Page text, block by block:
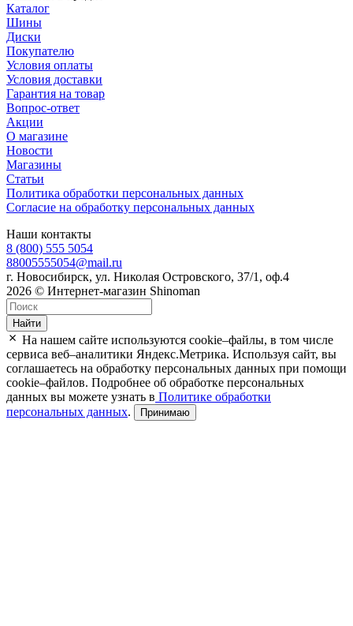
Каталог
Шины
Диски
Покупателю
Условия оплаты
Условия доставки
Гарантия на товар
Вопрос-ответ
Акции
О магазине
Новости
Магазины
Статьи
Политика обработки персональных данных
Согласие на обработку персональных данных
Наши контакты
8 (800) 555 5054
88005555054@mail.ru
г. Новосибирск, ул. Николая Островского, 37/1, оф.4
2026 © Интернет-магазин Shinoman
Найти
На нашем сайте используются cookie–файлы, в том числе
сервиса веб–аналитики Яндекс.Метрика. Используя сайт, вы
соглашаетесь на обработку персональных данных при помощи
cookie–файлов. Подробнее об обработке персональных
данных вы можете узнать в Политике обработки
персональных данных. Принимаю